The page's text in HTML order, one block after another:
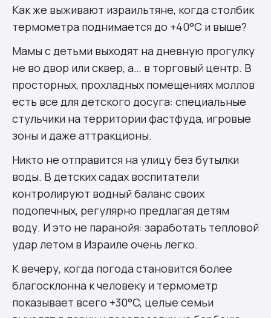
Как же выживают израильтяне, когда столбик
термометра поднимается до +40°C и выше?
Мамы с детьми выходят на дневную прогулку
не во двор или сквер, а… в торговый центр. В
просторных, прохладных помещениях моллов
есть все для детского досуга: специальные
стульчики на территории фастфуда, игровые
зоны и даже аттракционы.
Никто не отправится на улицу без бутылки
воды. В детских садах воспитатели
контролируют водный баланс своих
подопечных, регулярно предлагая детям
воду. И это не паранойя: заработать тепловой
удар летом в Израиле очень легко.
К вечеру, когда погода становится более
благосклонна к человеку и термометр
показывает всего +30°C, целые семьи